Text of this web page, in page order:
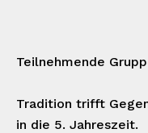
Teilnehmende
Tradition trifft
in die 5. Jahreszeit.